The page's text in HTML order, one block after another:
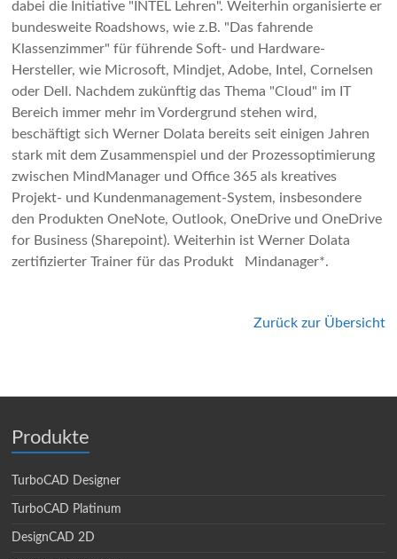
dabei die Initiative "INTEL Lehren". Weiterhin organisierte er
bundesweite Roadshows, wie z.B. "Das fahrende
Klassenzimmer" für führende Soft- und Hardware-
Hersteller, wie Microsoft, Mindjet, Adobe, Intel, Cornelsen
oder Dell. Nachdem zukünftig das Thema "Cloud" im IT
Bereich immer mehr im Vordergrund stehen wird,
beschäftigt sich Werner Dolata bereits seit einigen Jahren
stark mit dem Zusammenspiel und der Prozessoptimierung
zwischen MindManager und Office 365 als kreatives
Projekt- und Kundenmanagement-System, insbesondere
den Produkten OneNote, Outlook, OneDrive und OneDrive
for Business (Sharepoint). Weiterhin ist Werner Dolata
zertifizierter Trainer für das Produkt
Mindanager*.
Zurück zur Übersicht
Produkte
TurboCAD Designer
TurboCAD Platinum
DesignCAD 2D